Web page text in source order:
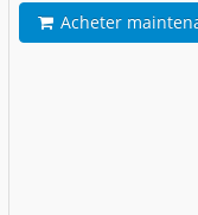
Acheter